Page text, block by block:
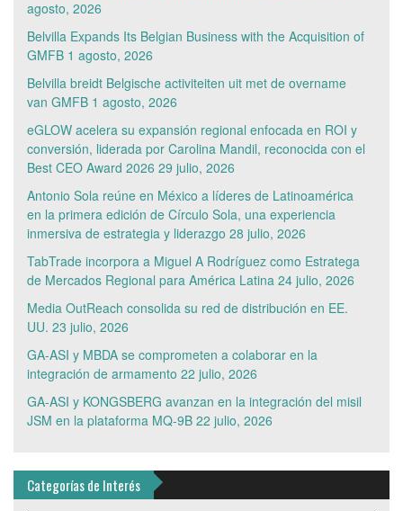
agosto, 2026
Belvilla Expands Its Belgian Business with the Acquisition of
GMFB 1 agosto, 2026
Belvilla breidt Belgische activiteiten uit met de overname
van GMFB 1 agosto, 2026
eGLOW acelera su expansión regional enfocada en ROI y
conversión, liderada por Carolina Mandil, reconocida con el
Best CEO Award 2026 29 julio, 2026
Antonio Sola reúne en México a líderes de Latinoamérica
en la primera edición de Círculo Sola, una experiencia
inmersiva de estrategia y liderazgo 28 julio, 2026
TabTrade incorpora a Miguel A Rodríguez como Estratega
de Mercados Regional para América Latina 24 julio, 2026
Media OutReach consolida su red de distribución en EE.
UU. 23 julio, 2026
GA-ASI y MBDA se comprometen a colaborar en la
integración de armamento 22 julio, 2026
GA-ASI y KONGSBERG avanzan en la integración del misil
JSM en la plataforma MQ-9B 22 julio, 2026
Categorías de Interés